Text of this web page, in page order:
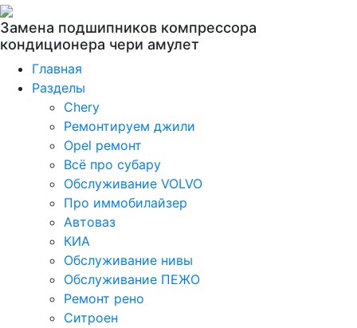
Замена подшипников компрессора
кондиционера чери амулет
Главная
Разделы
Chery
Ремонтируем джили
Opel ремонт
Всё про субару
Обслуживание VOLVO
Про иммобилайзер
Автоваз
КИА
Обслуживание нивы
Обслуживание ПЕЖО
Ремонт рено
Ситроен